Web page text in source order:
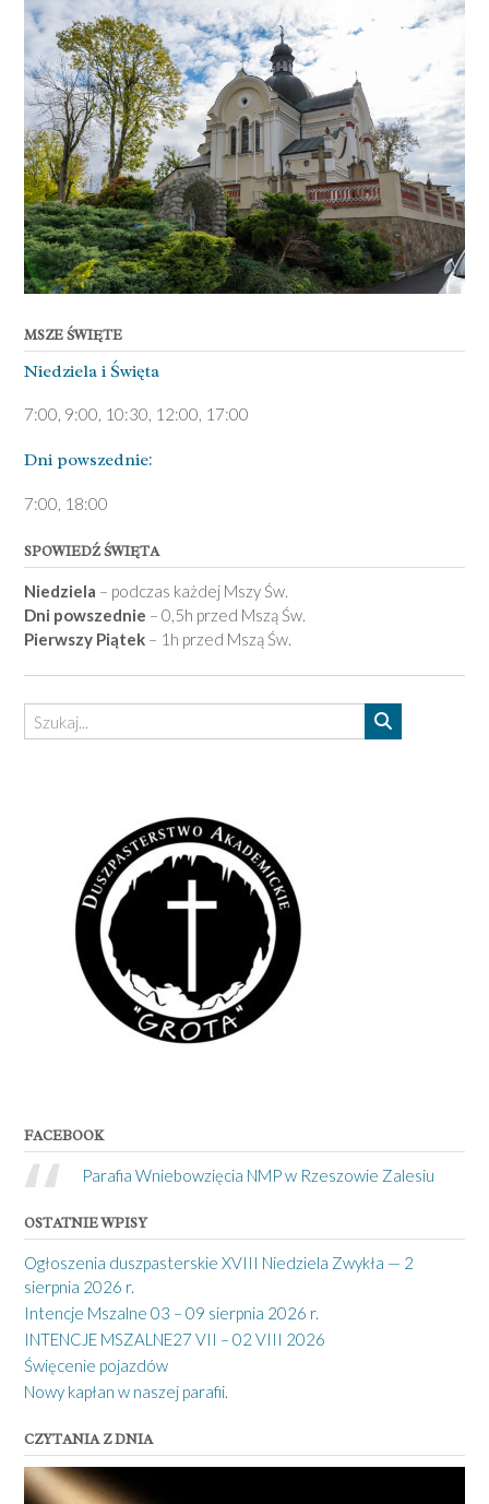
MSZE ŚWIĘTE
Niedziela ­i Święta
7:00, 9:00, 10:30, 12:00, 17:00
Dni pows­zednie:
7­:00, 18:00­
SPOWIEDŹ ŚWIĘTA
Niedziela – podczas każdej Mszy Św.
Dni powszednie – 0,5h przed Mszą Św.
Pierwszy Piątek – 1h przed Mszą Św.
FACEBOOK
Parafia Wniebowzięcia NMP w Rzeszowie Zalesiu
OSTATNIE WPISY
Ogłoszenia duszpasterskie XVIII Niedziela Zwykła — 2
sierpnia 2026 r.
Intencje Mszalne 03 – 09 sierpnia 2026 r.
INTENCJE MSZALNE27 VII – 02 VIII 2026
Święcenie pojazdów
Nowy kapłan w naszej parafii.
CZYTANIA Z DNIA